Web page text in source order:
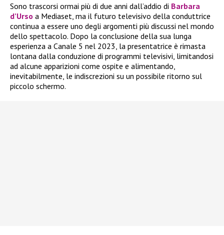
Sono trascorsi ormai più di due anni dall’addio di Barbara
d’Urso a Mediaset, ma il futuro televisivo della conduttrice
continua a essere uno degli argomenti più discussi nel mondo
dello spettacolo. Dopo la conclusione della sua lunga
esperienza a Canale 5 nel 2023, la presentatrice è rimasta
lontana dalla conduzione di programmi televisivi, limitandosi
ad alcune apparizioni come ospite e alimentando,
inevitabilmente, le indiscrezioni su un possibile ritorno sul
piccolo schermo.